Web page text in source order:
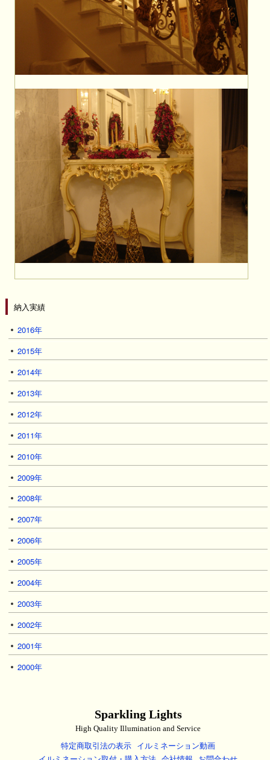
納入実績
2016年
2015年
2014年
2013年
2012年
2011年
2010年
2009年
2008年
2007年
2006年
2005年
2004年
2003年
2002年
2001年
2000年
Sparkling Lights
High Quality Illumination and Service
特定商取引法の表示 イルミネーション動画